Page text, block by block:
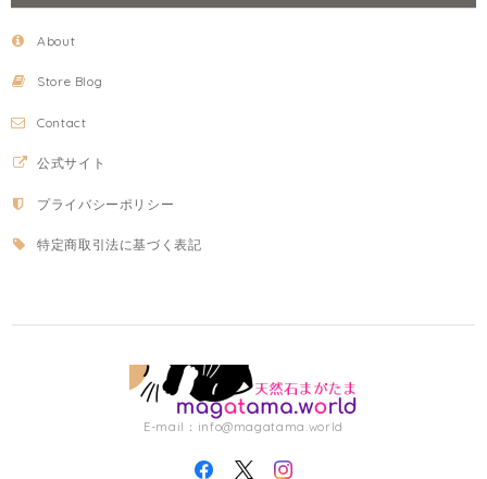
About
Store Blog
Contact
公式サイト
プライバシーポリシー
特定商取引法に基づく表記
E-mail： info@magatama.world